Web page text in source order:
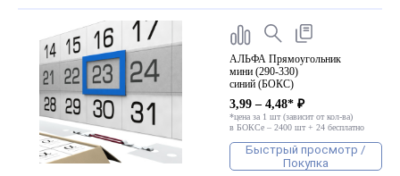
АЛЬФА Прямоугольник
мини (290-330)
синий (БОКС)
3,99 – 4,48* ₽
*цена за 1 шт (зависит от кол-ва)
в БОКСе – 2400 шт + 24 бесплатно
Быстрый просмотр /
Покупка